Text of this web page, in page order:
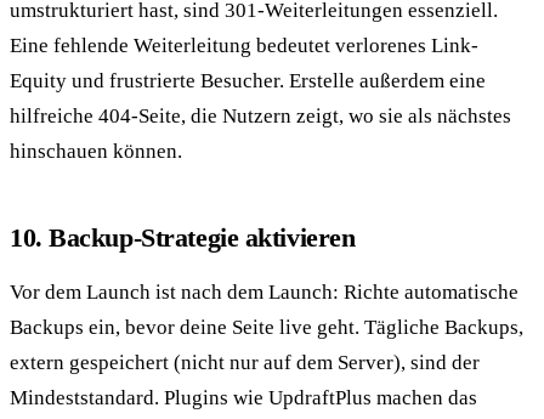
umstrukturiert hast, sind 301-Weiterleitungen essenziell.
Eine fehlende Weiterleitung bedeutet verlorenes Link-
Equity und frustrierte Besucher. Erstelle außerdem eine
hilfreiche 404-Seite, die Nutzern zeigt, wo sie als nächstes
hinschauen können.
10. Backup-Strategie aktivieren
Vor dem Launch ist nach dem Launch: Richte automatische
Backups ein, bevor deine Seite live geht. Tägliche Backups,
extern gespeichert (nicht nur auf dem Server), sind der
Mindeststandard. Plugins wie UpdraftPlus machen das